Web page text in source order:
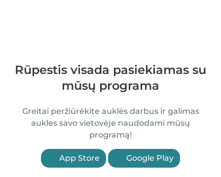
Rūpestis visada pasiekiamas su
mūsų programa
Greitai peržiūrėkite auklės darbus ir galimas
aukles savo vietovėje naudodami mūsų
programą!
App Store Google Play